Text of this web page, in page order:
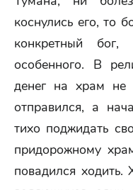
коснулись его, то
конкретный
особенного. В
денег на храм не
отправился, а
тихо поджидать
придорожному
повадился